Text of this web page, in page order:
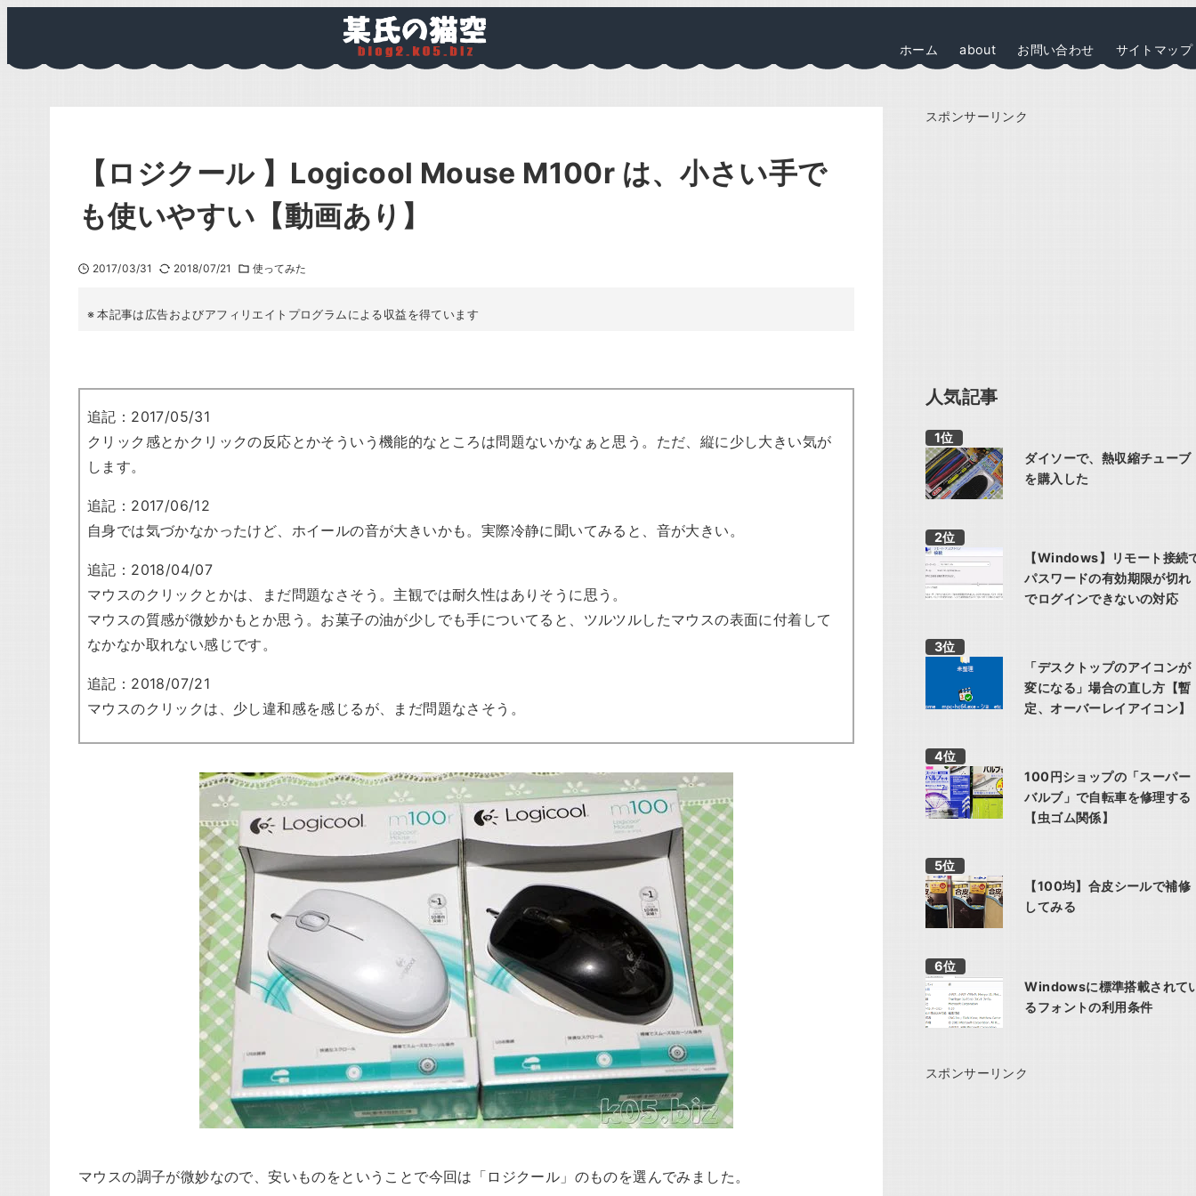
ホーム about お問い合わせ サイトマップ
【ロジクール 】Logicool Mouse M100r は、小さい手で
も使いやすい【動画あり】
2017/03/31 2018/07/21 使ってみた
本記事は広告およびアフィリエイトプログラムによる収益を得ています
追記：2017/05/31
クリック感とかクリックの反応とかそういう機能的なところは問題ないかなぁと思う。ただ、縦に少し大きい気が
します。
追記：2017/06/12
自身では気づかなかったけど、ホイールの音が大きいかも。実際冷静に聞いてみると、音が大きい。
追記：2018/04/07
マウスのクリックとかは、まだ問題なさそう。主観では耐久性はありそうに思う。
マウスの質感が微妙かもとか思う。お菓子の油が少しでも手についてると、ツルツルしたマウスの表面に付着して
なかなか取れない感じです。
追記：2018/07/21
マウスのクリックは、少し違和感を感じるが、まだ問題なさそう。
マウスの調子が微妙なので、安いものをということで今回は「ロジクール」のものを選んでみました。
スポンサーリンク
人気記事
ダイソーで、熱収縮チューブ
を購入した
【Windows】リモート接続
パスワードの有効期限が切れ
でログインできないの対応
「デスクトップのアイコンが
変になる」場合の直し方【暫
定、オーバーレイアイコン】
100円ショップの「スーパー
バルブ」で自転車を修理する
【虫ゴム関係】
【100均】合皮シールで補修
してみる
Windowsに標準搭載されて
るフォントの利用条件
スポンサーリンク